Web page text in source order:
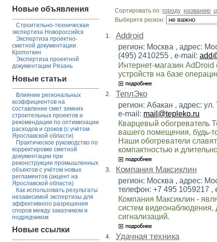
Новые объявления
Строительно-техническая
экспертиза Новороссийск
Экспертиза проектно-
сметной документации
Кропоткин
Экспертиза проектной
документации Рязань
Новые статьи
Влияние региональных
коэффициентов на
составление смет зимних
строительных проектов и
рекомендации по оптимизации
расходов и сроков (с учётом
Ярославской области)
Практическое руководство по
корректировке сметной
документации при
реконструкции промышленных
объектов с учётом новых
регламентов (акцент на
Ярославской области)
Как использовать результаты
независимой экспертизы для
эффективного разрешения
споров между заказчиком и
подрядчиком
Новые ссылки
Сортировать по: городу названию
Выберите регион:
1. Addroid
регион: Москва , адрес:
(495) 2410255 , e-mail:
Интернет-магазин
устройств на базе
2. ТеплЭко
регион: Абакан , адрес:
e-mail: mail@tepleko.ru
Кварцевый обогреватель
вашего помещения, будь-
Наши обогреватели
компактностью и
3. Компания Максиклин
регион: Москва , адрес:
телефон: +7 495 1059217 ,
Компания Максиклин -
систем
сигнализаций.
4. Удачная техника